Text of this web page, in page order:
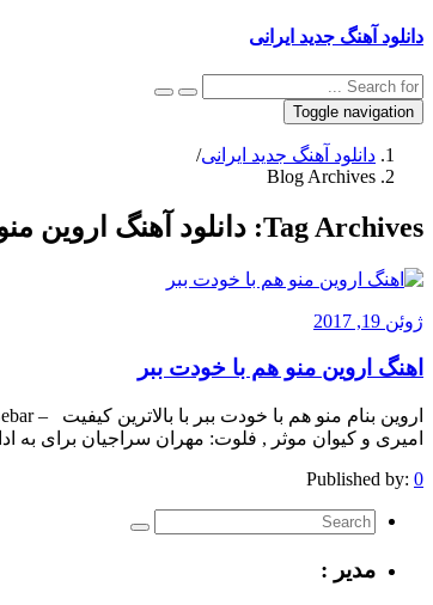
دانلود آهنگ جدید ایرانی
Toggle navigation
دانلود آهنگ جدید ایرانی/
Blog Archives
Tag Archives: دانلود آهنگ اروین
ژوئن 19, 2017
اهنگ اروین منو هم با خودت ببر
امیری و کیوان موثر , فلوت: مهران سراجیان برای به
Published by: 0
مدیر :